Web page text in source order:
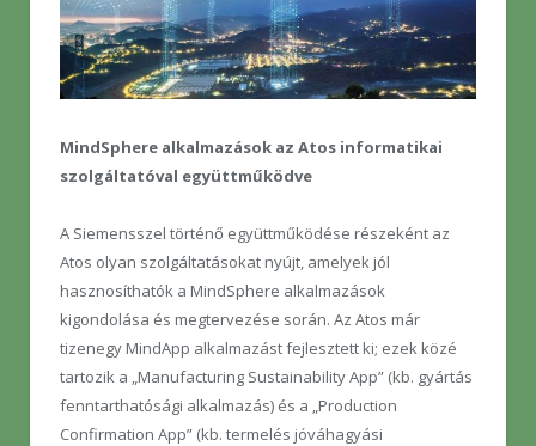
MindSphere alkalmazások az Atos informatikai
szolgáltatóval együttműködve
A Siemensszel történő együttműködése részeként az
Atos olyan szolgáltatásokat nyújt, amelyek jól
hasznosíthatók a MindSphere alkalmazások
kigondolása és megtervezése során. Az Atos már
tizenegy MindApp alkalmazást fejlesztett ki; ezek közé
tartozik a „Manufacturing Sustainability App” (kb. gyártás
fenntarthatósági alkalmazás) és a „Production
Confirmation App” (kb. termelés jóváhagyási